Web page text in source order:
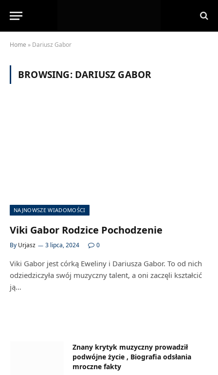
Home » Dariusz Gabor
BROWSING: DARIUSZ GABOR
NAJNOWSZE WIADOMOŚCI
Viki Gabor Rodzice Pochodzenie
By Urjasz 3 lipca, 2024 0
Viki Gabor jest córką Eweliny i Dariusza Gabor. To od nich
odziedziczyła swój muzyczny talent, a oni zaczęli kształcić
ją…
Znany krytyk muzyczny prowadził
podwójne życie , Biografia odsłania
mroczne fakty